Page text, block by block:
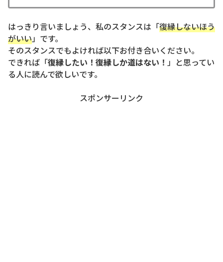
はっきり言いましょう、私のスタンスは「復縁しないほう
がいい」です。
そのスタンスでもよければ以下お付き合いください。
できれば「復縁したい！復縁しか道はない！ 」と思ってい
る人に読んで欲しいです。
スポンサーリンク